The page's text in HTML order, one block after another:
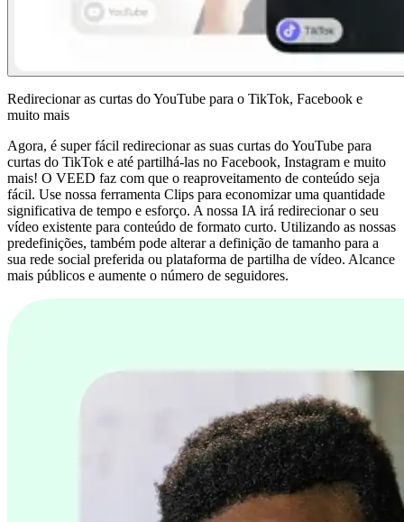
Redirecionar as curtas do YouTube para o TikTok, Facebook e
muito mais
Agora, é super fácil redirecionar as suas curtas do YouTube para
curtas do TikTok e até partilhá-las no Facebook, Instagram e muito
mais! O VEED faz com que o reaproveitamento de conteúdo seja
fácil. Use nossa ferramenta Clips para economizar uma quantidade
significativa de tempo e esforço. A nossa IA irá redirecionar o seu
vídeo existente para conteúdo de formato curto. Utilizando as nossas
predefinições, também pode alterar a definição de tamanho para a
sua rede social preferida ou plataforma de partilha de vídeo. Alcance
mais públicos e aumente o número de seguidores.